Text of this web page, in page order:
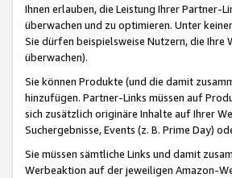
Ihnen erlauben, die Leistung Ihrer Partner-
überwachen und zu optimieren. Unter
Sie dürfen beispielsweise Nutzern, die
überwachen).
Sie können Produkte (und die damit
hinzufügen. Partner-Links müssen auf
sich zusätzlich originäre Inhalte auf Ihrer
Suchergebnisse, Events (z. B. Prime Day)
Sie müssen sämtliche Links und damit
Werbeaktion auf der jeweiligen Amazon-